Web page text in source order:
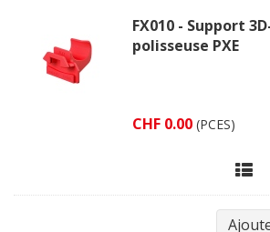
FX010 - Support
polisseuse PXE
CHF 0.00 (PCES)